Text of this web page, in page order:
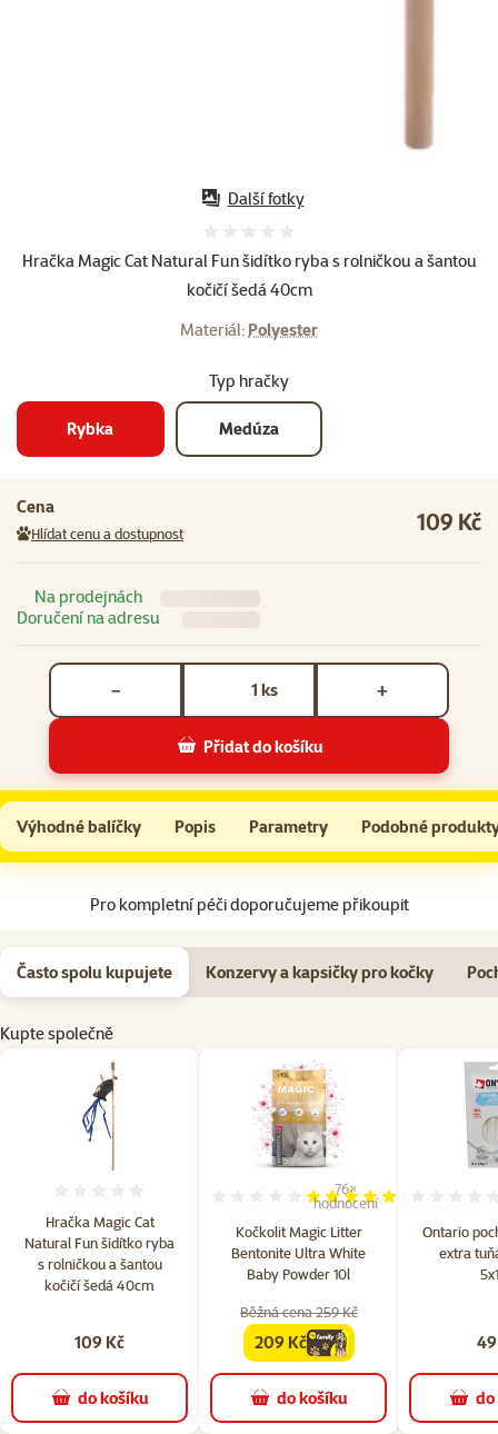
Hračka Magic Cat Natural Fun šidítko ryba s rolničkou a šantou
kočičí šedá 40cm
Materiál: Polyester
Typ hračky
Rybka Medúza
Cena
Hlídat cenu a dostupnost 109 Kč
Na prodejnách
Doručení na adresu
ks
− +
Přidat do košíku
Další fotky
Hračka Magic Cat Natural Fun šidítko ryba s rolničkou a šantou kočičí šedá
Do košíku
Výhodné balíčky Popis Parametry Podobné
Na začátek stránky
Pro kompletní péči doporučujeme přikoupit
Často spolu kupujete Konzervy a kapsičky pro kočky
Kupte společně
Hračka Magic Cat
Natural Fun šidítko ryba
s rolničkou a šantou
kočičí šedá 40cm
109 Kč
do košíku
Kočkolit Magic Litter
Bentonite Ultra White
Baby Powder 10l
Hodnocení 97%, počet
76×
hodnocení
Běžná cena 259 Kč
familycena
209 Kč
do košíku
Ontario
extra